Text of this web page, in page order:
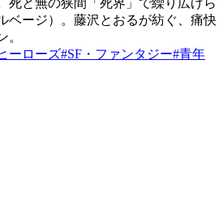
ベージ）。藤沢とおるが紡ぐ、痛快
。
ーローズ#SF・ファンタジー#青年